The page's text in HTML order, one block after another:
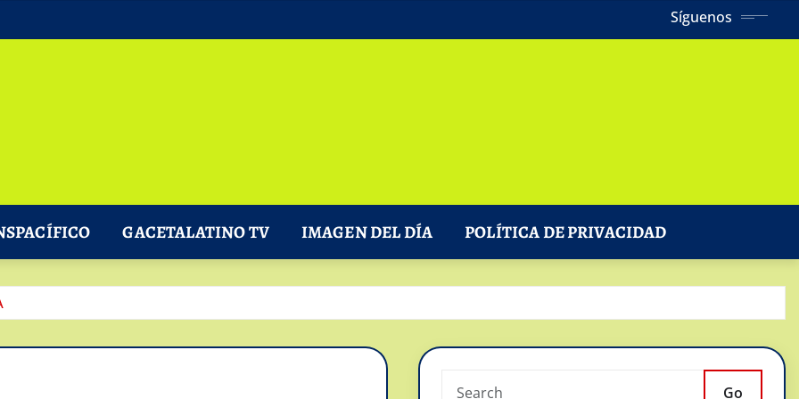
Síguenos
GACETALATINO TV IMAGEN DEL DÍA POLÍTICA DE PRIVACIDAD
Go